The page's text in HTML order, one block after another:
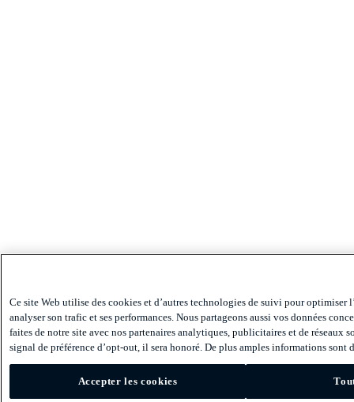
Ce site Web utilise des cookies et d’autres technologies de suivi pour optimiser
analyser son trafic et ses performances. Nous partageons aussi vos données
faites de notre site avec nos partenaires analytiques, publicitaires et de réseaux
signal de préférence d’opt-out, il sera honoré. De plus amples informations sont
Accepter les cookies